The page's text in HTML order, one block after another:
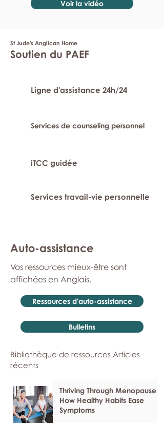
Voir la vidéo
St Jude's Anglican Home
Soutien du PAEF
Ligne d'assistance 24h/24
Services de counseling personnel
iTCC guidée
Services travail-vie personnelle
Auto-assistance
Vos ressources mieux-être sont
affichées en Anglais.
Ressources d'auto-assistance
Bulletins
Bibliothèque de ressources Articles
récents
Thriving Through Menopause:
How Healthy Habits Ease
Symptoms